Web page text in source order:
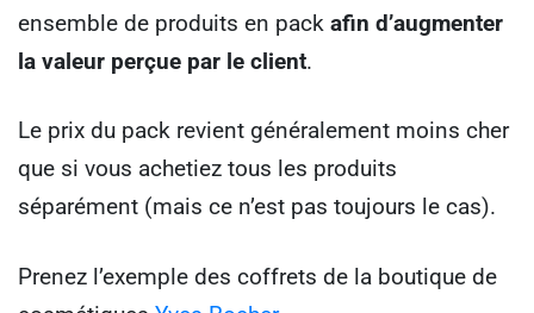
ensemble de produits en pack afin d’augmenter
la valeur perçue par le client.
Le prix du pack revient généralement moins cher
que si vous achetiez tous les produits
séparément (mais ce n’est pas toujours le cas).
Prenez l’exemple des coffrets de la boutique de